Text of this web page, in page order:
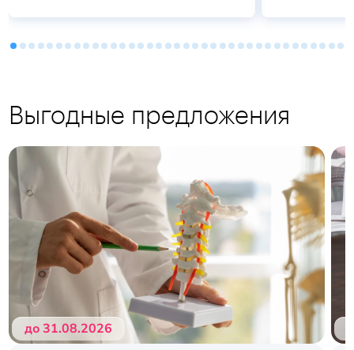
Подробнее Подробнее
Выгодные предложения
до 31.08.2026